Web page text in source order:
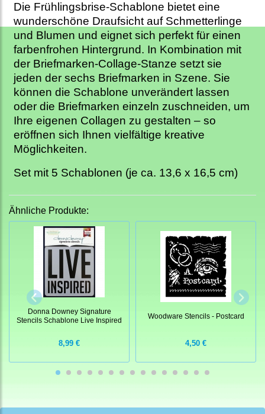
Die Frühlingsbrise-Schablone bietet eine
wunderschöne Draufsicht auf Schmetterlinge
und Blumen und eignet sich perfekt für einen
farbenfrohen Hintergrund. In Kombination mit
der Briefmarken-Collage-Stanze setzt sie
jeden der sechs Briefmarken in Szene. Sie
können die Schablone unverändert lassen
oder die Briefmarken einzeln zuschneiden, um
Ihre eigenen Collagen zu gestalten – so
eröffnen sich Ihnen vielfältige kreative
Möglichkeiten.
Set mit 5 Schablonen (je ca. 13,6 x 16,5 cm)
Ähnliche Produkte:
Donna Downey Signature
Stencils Schablone Live Inspired
8,99 €
Woodware Stencils - Postcard
4,50 €